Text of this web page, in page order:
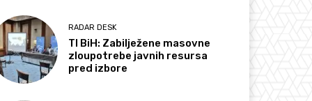
RADAR DESK
TI BiH: Zabilježene masovne
zloupotrebe javnih resursa
pred izbore